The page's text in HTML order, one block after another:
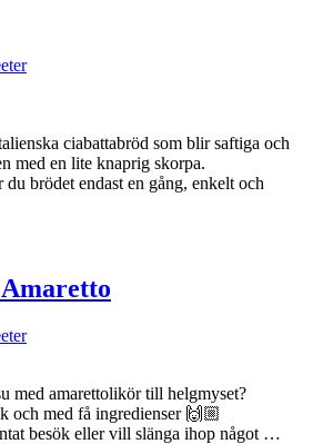
ciabattabröd som blir saftiga och
med en lite knaprig skorpa.
du brödet endast en gång, enkelt och
med amarettolikör till helgmyset?
och med få ingredienser 🙌🏼
besök eller vill slänga ihop något …